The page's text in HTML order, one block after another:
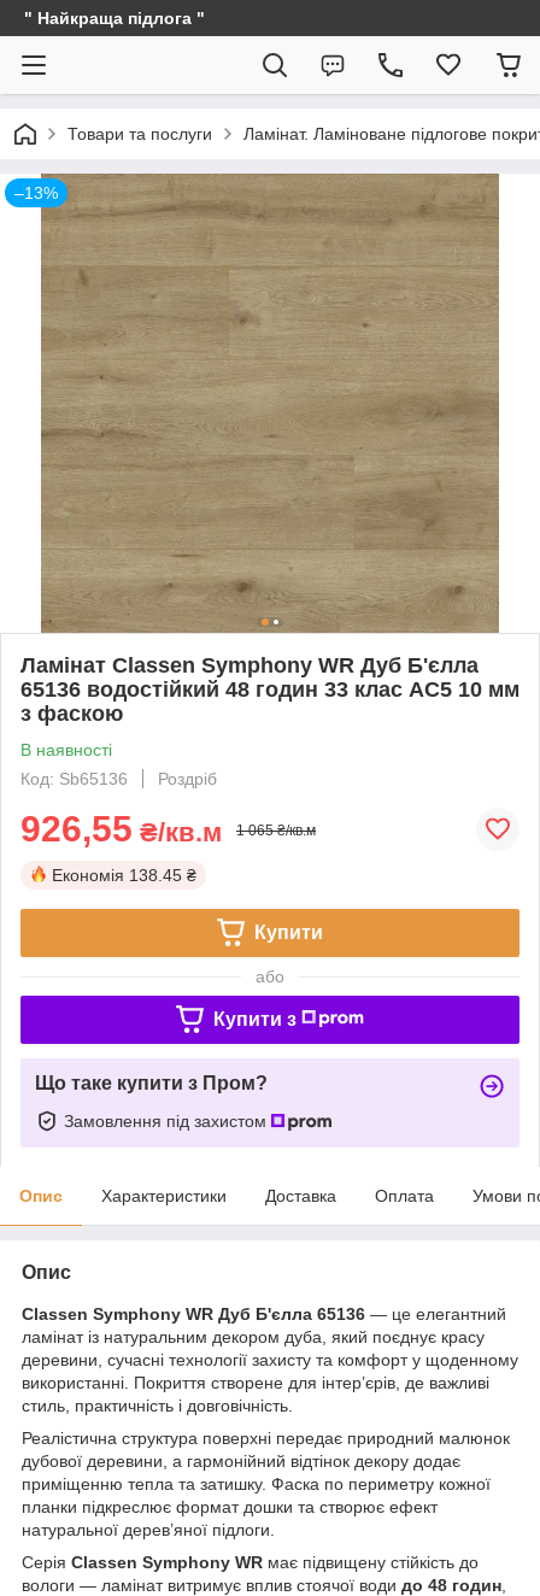
" Найкраща підлога "
Товари та послуги Ламінат. Ламіноване підлогове
–13%
Ламінат Classen Symphony WR Дуб Б'єлла
65136 водостійкий 48 годин 33 клас AC5 10 мм
з фаскою
В наявності
Код: Sb65136
Роздріб
926,55 ₴/кв.м 1 065 ₴/кв.м
Економія 138.45 ₴
Купити
або
Купити з
Що таке купити з Пром?
Замовлення під захистом
Опис Характеристики Доставка Оплата Умови
Опис
Classen Symphony WR Дуб Б'єлла 65136 — це елегантний
ламінат із натуральним декором дуба, який поєднує красу
деревини, сучасні технології захисту та комфорт у щоденному
використанні. Покриття створене для інтер’єрів, де важливі
стиль, практичність і довговічність.
Реалістична структура поверхні передає природний малюнок
дубової деревини, а гармонійний відтінок декору додає
приміщенню тепла та затишку. Фаска по периметру кожної
планки підкреслює формат дошки та створює ефект
натуральної дерев’яної підлоги.
Серія Classen Symphony WR має підвищену стійкість до
вологи — ламінат витримує вплив стоячої води до 48 годин